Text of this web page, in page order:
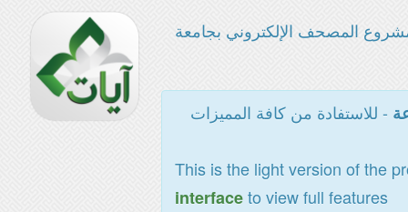
المصحف الإلكتروني بجامعة
- للاستفادة من كافة المميزات
This is the light version of the
interfaceto view full features